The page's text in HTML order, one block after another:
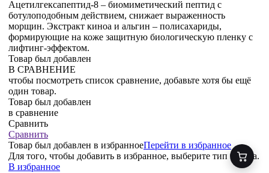
Ацетилгексапептид-8 – биомиметический пептид с
ботулоподобным действием, снижает выраженность
морщин. Экстракт киноа и альгин – полисахариды,
формирующие на коже защитную биологическую пленку с
лифтинг-эффектом.
Товар был добавлен
В СРАВНЕНИЕ
чтобы посмотреть список сравнение, добавьте хотя бы ещё
один товар.
Товар был добавлен
в сравнение
Сравнить
Сравнить
Товар был добавлен в избранноеПерейти в избранное
Для того, чтобы добавить в избранное, выберите тип товара.
В избранное